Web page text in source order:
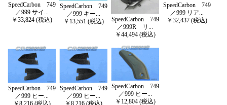
SpeedCarbon 749
／999 サイ...
￥33,824 (税込)
SpeedCarbon 749
／999 キー...
￥13,551 (税込)
SpeedCarbon 749
／999R リ...
￥44,494 (税込)
SpeedCarbon 749
／999 リア...
￥32,437 (税込)
SpeedCarbon 749
／999 ヒー...
￥8,216 (税込)
SpeedCarbon 749
／999 ヒー...
￥8,216 (税込)
SpeedCarbon 749
／999 ヒー...
￥12,804 (税込)